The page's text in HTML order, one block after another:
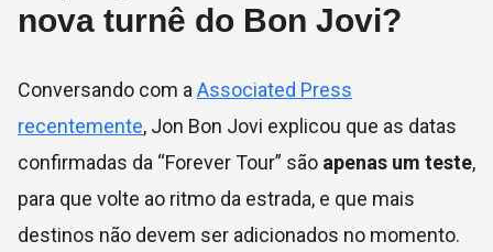
nova turnê do Bon Jovi?
Conversando com a Associated Press
recentemente, Jon Bon Jovi explicou que as datas
confirmadas da “Forever Tour” são apenas um teste,
para que volte ao ritmo da estrada, e que mais
destinos não devem ser adicionados no momento.